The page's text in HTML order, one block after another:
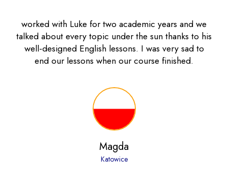
worked with Luke for two academic years and we
talked about every topic under the sun thanks to his
well-designed English lessons. I was very sad to
end our lessons when our course finished.
Magda
Katowice